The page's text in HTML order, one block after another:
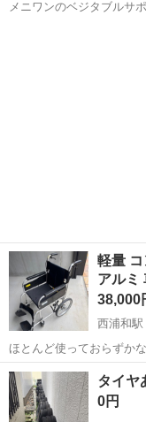
メニワンのベジタブル
軽量
アルミ
38,000
西浦和駅
ほとんど使っておらずかなり綺麗な状
たま市桜区、としくは東
埼玉 さいたま市
タイヤ
0円